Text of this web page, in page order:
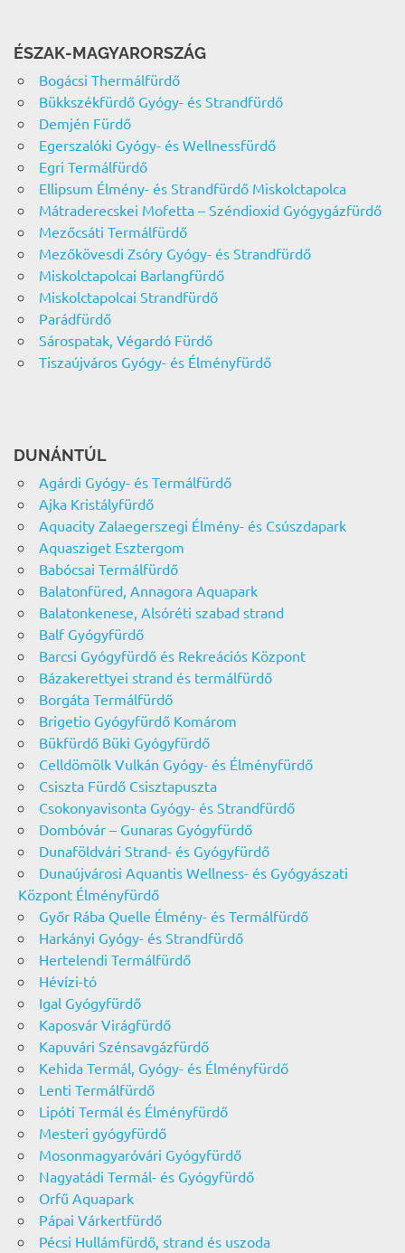
ÉSZAK-MAGYARORSZÁG
Bogácsi Thermálfürdő
Bükkszékfürdő Gyógy- és Strandfürdő
Demjén Fürdő
Egerszalóki Gyógy- és Wellnessfürdő
Egri Termálfürdő
Ellipsum Élmény- és Strandfürdő Miskolctapolca
Mátraderecskei Mofetta – Széndioxid Gyógygázfürdő
Mezőcsáti Termálfürdő
Mezőkövesdi Zsóry Gyógy- és Strandfürdő
Miskolctapolcai Barlangfürdő
Miskolctapolcai Strandfürdő
Parádfürdő
Sárospatak, Végardó Fürdő
Tiszaújváros Gyógy- és Élményfürdő
DUNÁNTÚL
Agárdi Gyógy- és Termálfürdő
Ajka Kristályfürdő
Aquacity Zalaegerszegi Élmény- és Csúszdapark
Aquasziget Esztergom
Babócsai Termálfürdő
Balatonfüred, Annagora Aquapark
Balatonkenese, Alsóréti szabad strand
Balf Gyógyfürdő
Barcsi Gyógyfürdő és Rekreációs Központ
Bázakerettyei strand és termálfürdő
Borgáta Termálfürdő
Brigetio Gyógyfürdő Komárom
Bükfürdő Büki Gyógyfürdő
Celldömölk Vulkán Gyógy- és Élményfürdő
Csiszta Fürdő Csisztapuszta
Csokonyavisonta Gyógy- és Strandfürdő
Dombóvár – Gunaras Gyógyfürdő
Dunaföldvári Strand- és Gyógyfürdő
Dunaújvárosi Aquantis Wellness- és Gyógyászati
Központ Élményfürdő
Győr Rába Quelle Élmény- és Termálfürdő
Harkányi Gyógy- és Strandfürdő
Hertelendi Termálfürdő
Hévízi-tó
Igal Gyógyfürdő
Kaposvár Virágfürdő
Kapuvári Szénsavgázfürdő
Kehida Termál, Gyógy- és Élményfürdő
Lenti Termálfürdő
Lipóti Termál és Élményfürdő
Mesteri gyógyfürdő
Mosonmagyaróvári Gyógyfürdő
Nagyatádi Termál- és Gyógyfürdő
Orfű Aquapark
Pápai Várkertfürdő
Pécsi Hullámfürdő, strand és uszoda